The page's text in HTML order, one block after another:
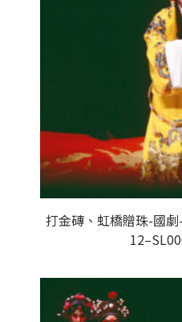
打金磚、虹橋贈珠-國